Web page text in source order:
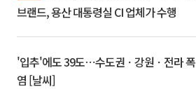
브랜드, 용산 대통령실 CI 업체가 수행
'입추'에도 39도⋯수도권ㆍ강원ㆍ전라 폭
염 [날씨]